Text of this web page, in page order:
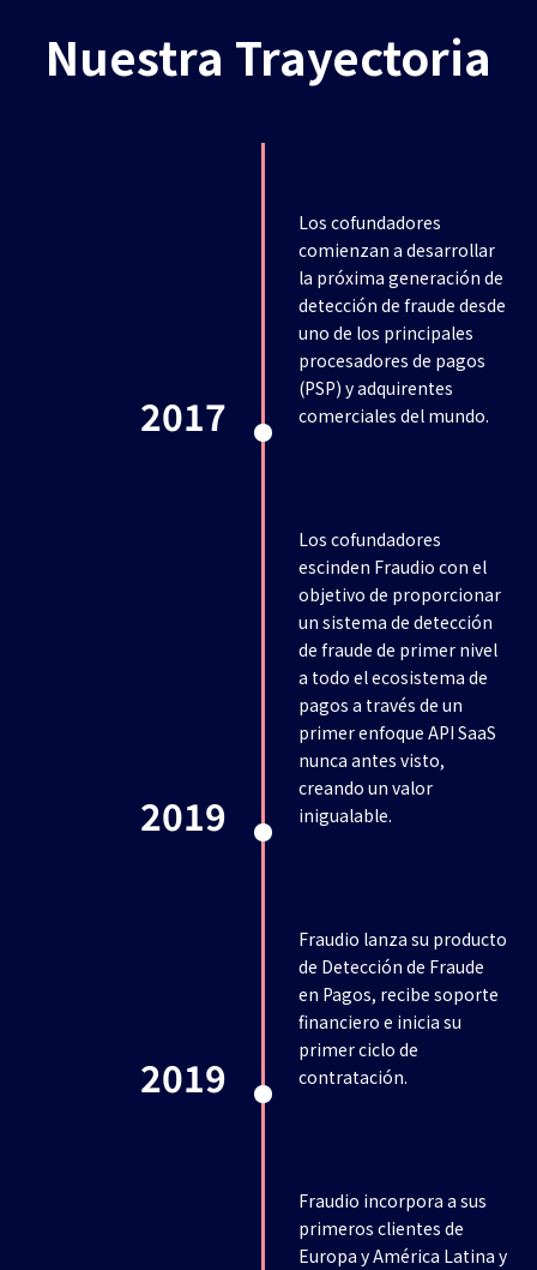
Nuestra Trayectoria
2017
Los cofundadores
comienzan a desarrollar
la próxima generación de
detección de fraude desde
uno de los principales
procesadores de pagos
(PSP) y adquirentes
comerciales del mundo.
2019
Los cofundadores
escinden Fraudio con el
objetivo de proporcionar
un sistema de detección
de fraude de primer nivel
a todo el ecosistema de
pagos a través de un
primer enfoque API SaaS
nunca antes visto,
creando un valor
inigualable.
2019
Fraudio lanza su producto
de Detección de Fraude
en Pagos, recibe soporte
financiero e inicia su
primer ciclo de
contratación.
Fraudio incorpora a sus
primeros clientes de
Europa y América Latina y